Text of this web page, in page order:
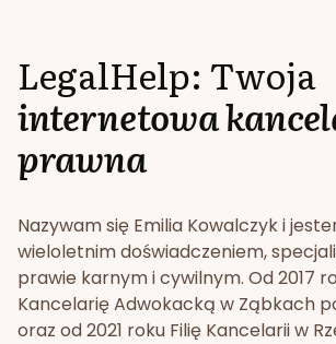
LegalHelp: Twoja
internetowa
prawna
Nazywam się Emilia Kowalczyk i
wieloletnim doświadczeniem,
prawie karnym i cywilnym. Od 2017
Kancelarię Adwokacką w Ząbkach
oraz od 2021 roku Filię Kancelarii w